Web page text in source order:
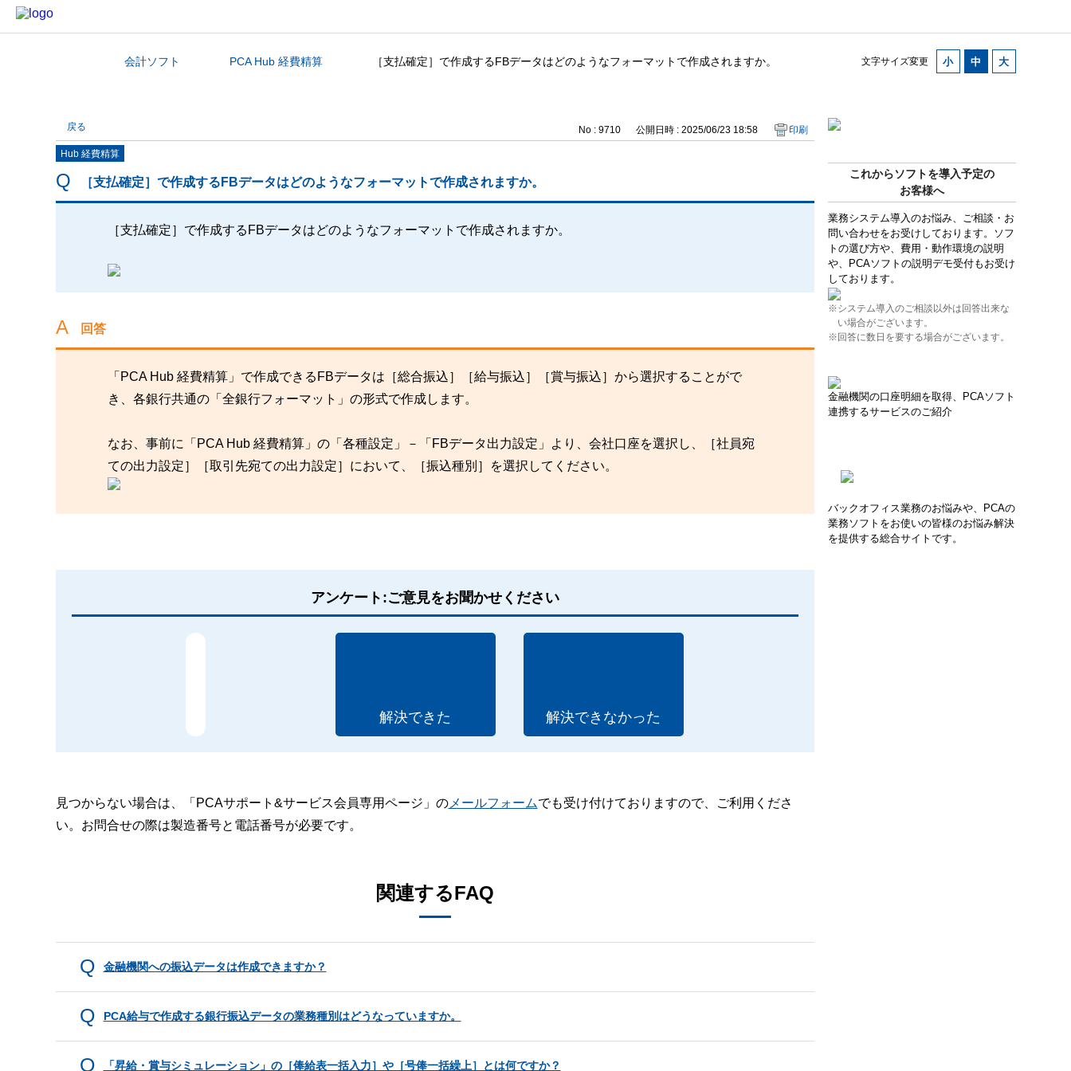
文字サイズ変更
カテゴリから探す
会計ソフト PCA Hub 経費精算 ［支払確定］で作成するFBデータはどのようなフォーマットで作成されますか。
これからソフトを導入予定の
お客様へ
業務システム導入のお悩み、ご相談・お
問い合わせをお受けしております。ソフ
トの選び方や、費用・動作環境の説明
や、PCAソフトの説明デモ受付もお受け
しております。
※システム導入のご相談以外は回答出来な
い場合がございます。
※回答に数日を要する場合がございます。
金融機関の口座明細を取得、PCAソフト
連携するサービスのご紹介
バックオフィス業務のお悩みや、PCAの
業務ソフトをお使いの皆様のお悩み解決
を提供する総合サイトです。
戻る No : 9710 公開日時 : 2025/06/23 18:58 印刷
Hub 経費精算
［支払確定］で作成するFBデータはどのようなフォーマットで作成されますか。
［支払確定］で作成するFBデータはどのようなフォーマットで作成されますか。
回答
「PCA Hub 経費精算」で作成できるFBデータは［総合振込］［給与振込］［賞与振込］から選択することがで
き、各銀行共通の「全銀行フォーマット」の形式で作成します。
なお、事前に「PCA Hub 経費精算」の「各種設定」－「FBデータ出力設定」より、会社口座を選択し、［社員宛
ての出力設定］［取引先宛ての出力設定］において、［振込種別］を選択してください。
アンケート:ご意見をお聞かせください
解決できた 解決できなかった
見つからない場合は、「PCAサポート&サービス会員専用ページ」のメールフォームでも受け付けておりますので、ご利用くださ
い。お問合せの際は製造番号と電話番号が必要です。
関連するFAQ
金融機関への振込データは作成できますか？
PCA給与で作成する銀行振込データの業務種別はどうなっていますか。
「昇給・賞与シミュレーション」の［俸給表一括入力］や［号俸一括繰上］とは何ですか？